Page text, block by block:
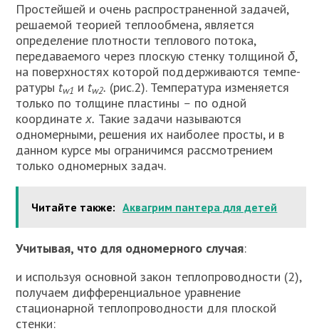
Про­стейшей и очень распространенной за­дачей,
решаемой теорией теплообмена, является
определение плотности тепло­вого потока,
передаваемого через плоскую стенку толщинойδ,
на повер­хностях которой поддерживаются темпе­
ратуры tw1 и tw2. (рис.2). Температура изменяется
только по толщине пластины – по одной
координатех. Такие за­дачи называются
одномерными, решения их наиболее просты, и в
данном курсе мы ограничимся рассмотрением
только од­номерных задач.
Читайте также: Аквагрим пантера для детей
Учитывая, что для од­номерного случая:
и используя основной закон теплопроводности (2),
получаем дифференци­альное уравнение
стационарной тепло­проводности для плоской
стенки: